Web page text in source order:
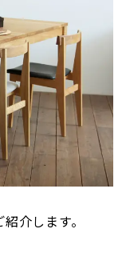
介します。